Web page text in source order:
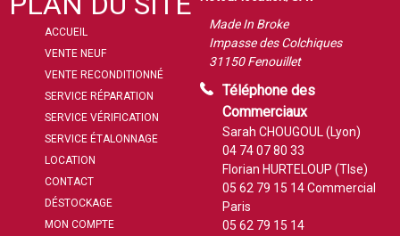
ACCUEIL
VENTE NEUF
VENTE RECONDITIONNÉ
SERVICE RÉPARATION
SERVICE VÉRIFICATION
SERVICE ÉTALONNAGE
LOCATION
CONTACT
DÉSTOCKAGE
MON COMPTE
Made In Broke
Impasse des Colchiques
31150 Fenouillet
Téléphone des
Commerciaux
Sarah CHOUGOUL (Lyon)
04 74 07 80 33
Florian HURTELOUP (Tlse)
05 62 79 15 14Commercial
Paris
05 62 79 15 14